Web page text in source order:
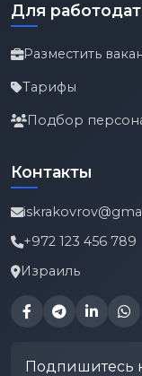
Для
Разместить
Тарифы
Подбор
Контакты
+972 123 456 789
Израиль
Подпишитесь